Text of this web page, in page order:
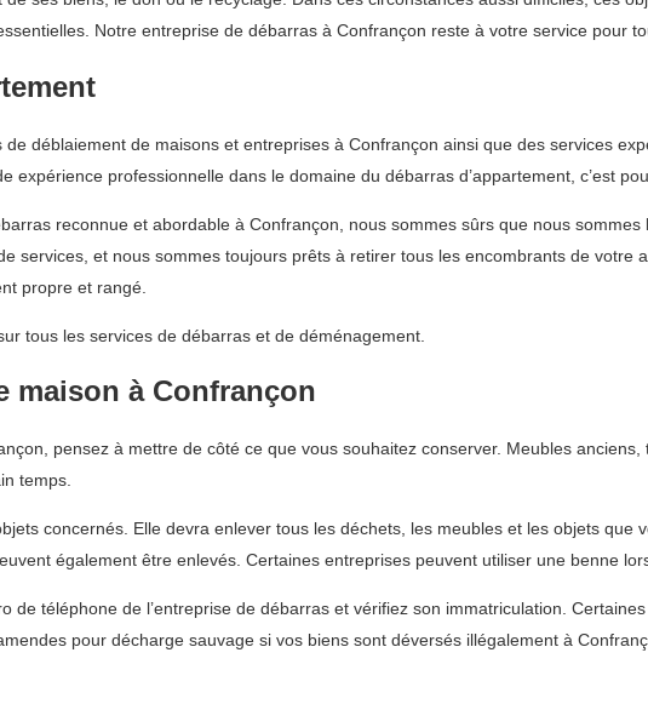
Notre entreprise de débarras à Confrançon reste à votre service pour
déblaiement de maisons et entreprises à Confrançon ainsi que des services
expérience professionnelle dans le domaine du débarras d’appartement, c’est
reconnue et abordable à Confrançon, nous sommes sûrs que nous
services, et nous sommes toujours prêts à retirer tous les encombrants de
propre et rangé.
tous les services de débarras et de déménagement.
maison à Confrançon
pensez à mettre de côté ce que vous souhaitez conserver. Meubles
temps.
concernés. Elle devra enlever tous les déchets, les meubles et les objets
également être enlevés. Certaines entreprises peuvent utiliser une benne
de téléphone de l’entreprise de débarras et vérifiez son immatriculation.
pour décharge sauvage si vos biens sont déversés illégalement à